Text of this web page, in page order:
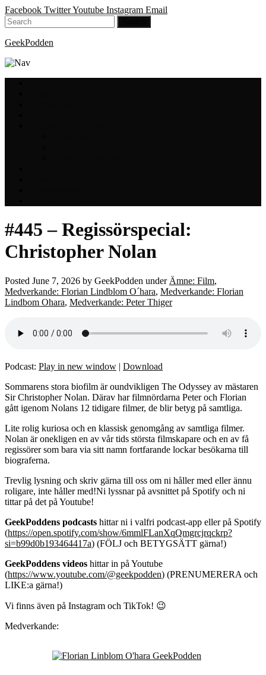
Facebook TwitterYoutube Instagram Email
GeekPodden
#445 – Regissörspecial:
Christopher Nolan
Posted June 7, 2026 by GeekPodden under Ämne: Film,
Medverkande: Florian Lindblom O´hara, Medverkande: Florian
Lindbom Ohara, Medverkande: Peter Thiger
Podcast: Play in new window | Download
Sommarens stora biofilm är oundvikligen The Odyssey av mästaren
Sir Christopher Nolan. Därav har filmnördarna Peter och Florian
gått igenom Nolans 12 tidigare filmer, de blir betyg på samtliga.
Lite rolig kuriosa och en klassisk genomgång av samtliga filmer.
Nolan är onekligen en av vår tids största filmskapare och en av få
regissörer som bara via sitt namn fortfarande lockar besökarna till
biograferna.
Trevlig lysning och skriv gärna till oss om ni håller med eller ännu
roligare, inte håller med!Ni lyssnar på avsnittet på Spotify och ni
tittar på det på Youtube!
GeekPoddens podcasts hittar ni i valfri podcast-app eller på Spotify
(https://open.spotify.com/show/6mmlFLanXqQmgrcjrqckrp?
si=b99d0b193464417a) (FÖLJ och BETYGSÄTT gärna!)
GeekPoddens videos hittar in på Youtube
(https://www.youtube.com/@geekpodden) (PRENUMERERA och
LIKE:a gärna!)
Vi finns även på Instagram och TikTok! 😉
Medverkande: